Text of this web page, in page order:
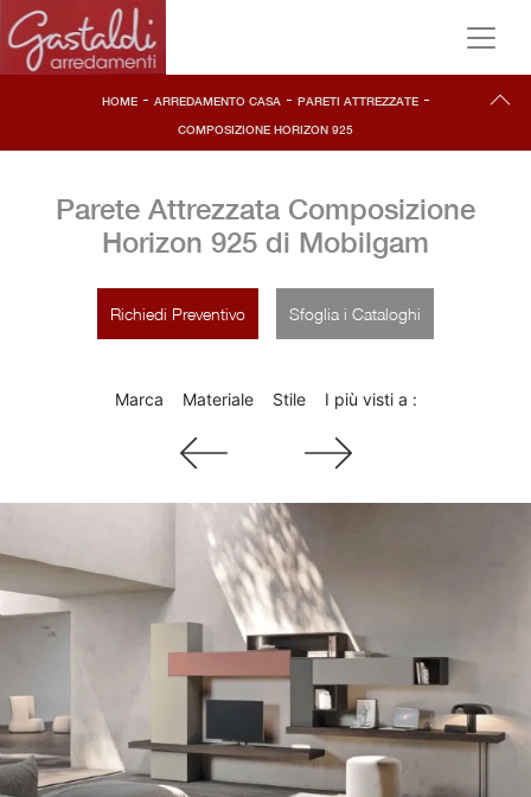
HOME- ARREDAMENTO CASA- PARETI ATTREZZATE -
COMPOSIZIONE HORIZON 925
Parete Attrezzata Composizione
Horizon 925 di Mobilgam
Richiedi Preventivo Sfoglia i Cataloghi
Marca Materiale Stile I più visti a :